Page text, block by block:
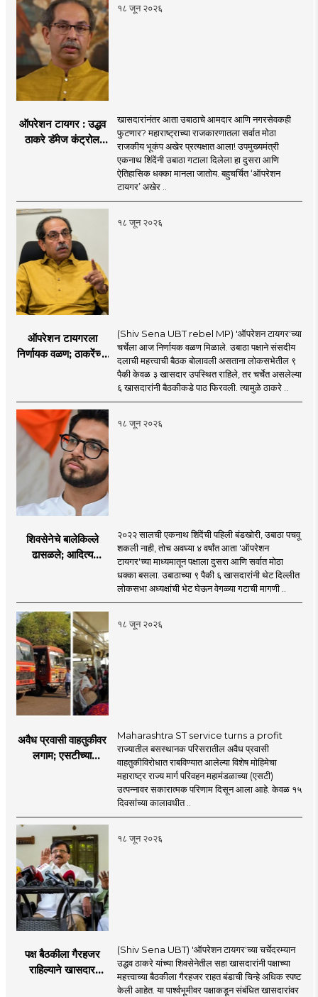
१८ जून २०२६
ऑपरेशन टायगर : उद्धव
ठाकरे डॅमेज कंट्रोल
शिंदेंकडे जाण्याच्या चर्चा
सुरू
खासदारांनंतर आता उबाठाचे आमदार आणि नगरसेवकही
फुटणार? महाराष्ट्राच्या राजकारणातला सर्वात मोठा
राजकीय भूकंप अखेर प्रत्यक्षात आला! उपमुख्यमंत्री
एकनाथ शिंदेंनी उबाठा गटाला दिलेला हा दुसरा आणि
ऐतिहासिक धक्का मानला जातोय. बहुचर्चित ‘ऑपरेशन
टायगर’ अखेर ..
१८ जून २०२६
ऑपरेशन टायगरला
निर्णायक वळण; ठाकरेंच्या
विलीन होण्याचा प्रस्ताव?
(Shiv Sena UBT rebel MP) 'ऑपरेशन टायगर'च्या
चर्चेला आज निर्णायक वळण मिळाले. उबाठा पक्षाने संसदीय
दलाची महत्त्वाची बैठक बोलावली असताना लोकसभेतील ९
पैकी केवळ ३ खासदार उपस्थित राहिले, तर चर्चेत असलेल्या
६ खासदारांनी बैठकीकडे पाठ फिरवली. त्यामुळे ठाकरे ..
१८ जून २०२६
शिवसेनेचे बालेकिल्ले
ढासळले; आदित्य
नेमका कुठे चुकला?
२०२२ सालची एकनाथ शिंदेंची पहिली बंडखोरी, उबाठा पचवू
शकली नाही, तोच अवघ्या ४ वर्षांत आता 'ऑपरेशन
टायगर'च्या माध्यमातून पक्षाला दुसरा आणि सर्वात मोठा
धक्का बसला. उबाठाच्या ९ पैकी ६ खासदारांनी थेट दिल्लीत
लोकसभा अध्यक्षांची भेट घेऊन वेगळ्या गटाची मागणी ..
१८ जून २०२६
अवैध प्रवासी वाहतुकीवर
लगाम; एसटीच्या
Maharashtra ST service turns a profit
राज्यातील बसस्थानक परिसरातील अवैध प्रवासी
वाहतुकीविरोधात राबविण्यात आलेल्या विशेष मोहिमेचा
महाराष्ट्र राज्य मार्ग परिवहन महामंडळाच्या (एसटी)
उत्पन्नावर सकारात्मक परिणाम दिसून आला आहे. केवळ १५
दिवसांच्या कालावधीत ..
१८ जून २०२६
पक्ष बैठकीला गैरहजर
राहिल्याने खासदार
(Shiv Sena UBT) 'ऑपरेशन टायगर'च्या चर्चेदरम्यान
उद्धव ठाकरे यांच्या शिवसेनेतील सहा खासदारांनी पक्षाच्या
महत्त्वाच्या बैठकीला गैरहजर राहत बंडाची चिन्हे अधिक स्पष्ट
केली आहेत. या पार्श्वभूमीवर पक्षाकडून संबंधित खासदारांवर